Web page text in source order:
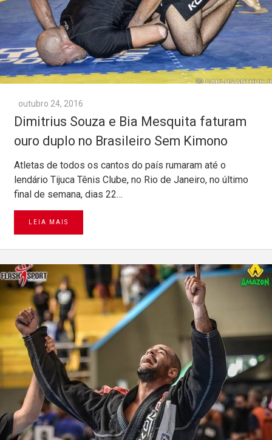
outubro 24, 2016
Dimitrius Souza e Bia Mesquita faturam
ouro duplo no Brasileiro Sem Kimono
Atletas de todos os cantos do país rumaram até o
lendário Tijuca Tênis Clube, no Rio de Janeiro, no último
final de semana, dias 22…
LEIA MAIS